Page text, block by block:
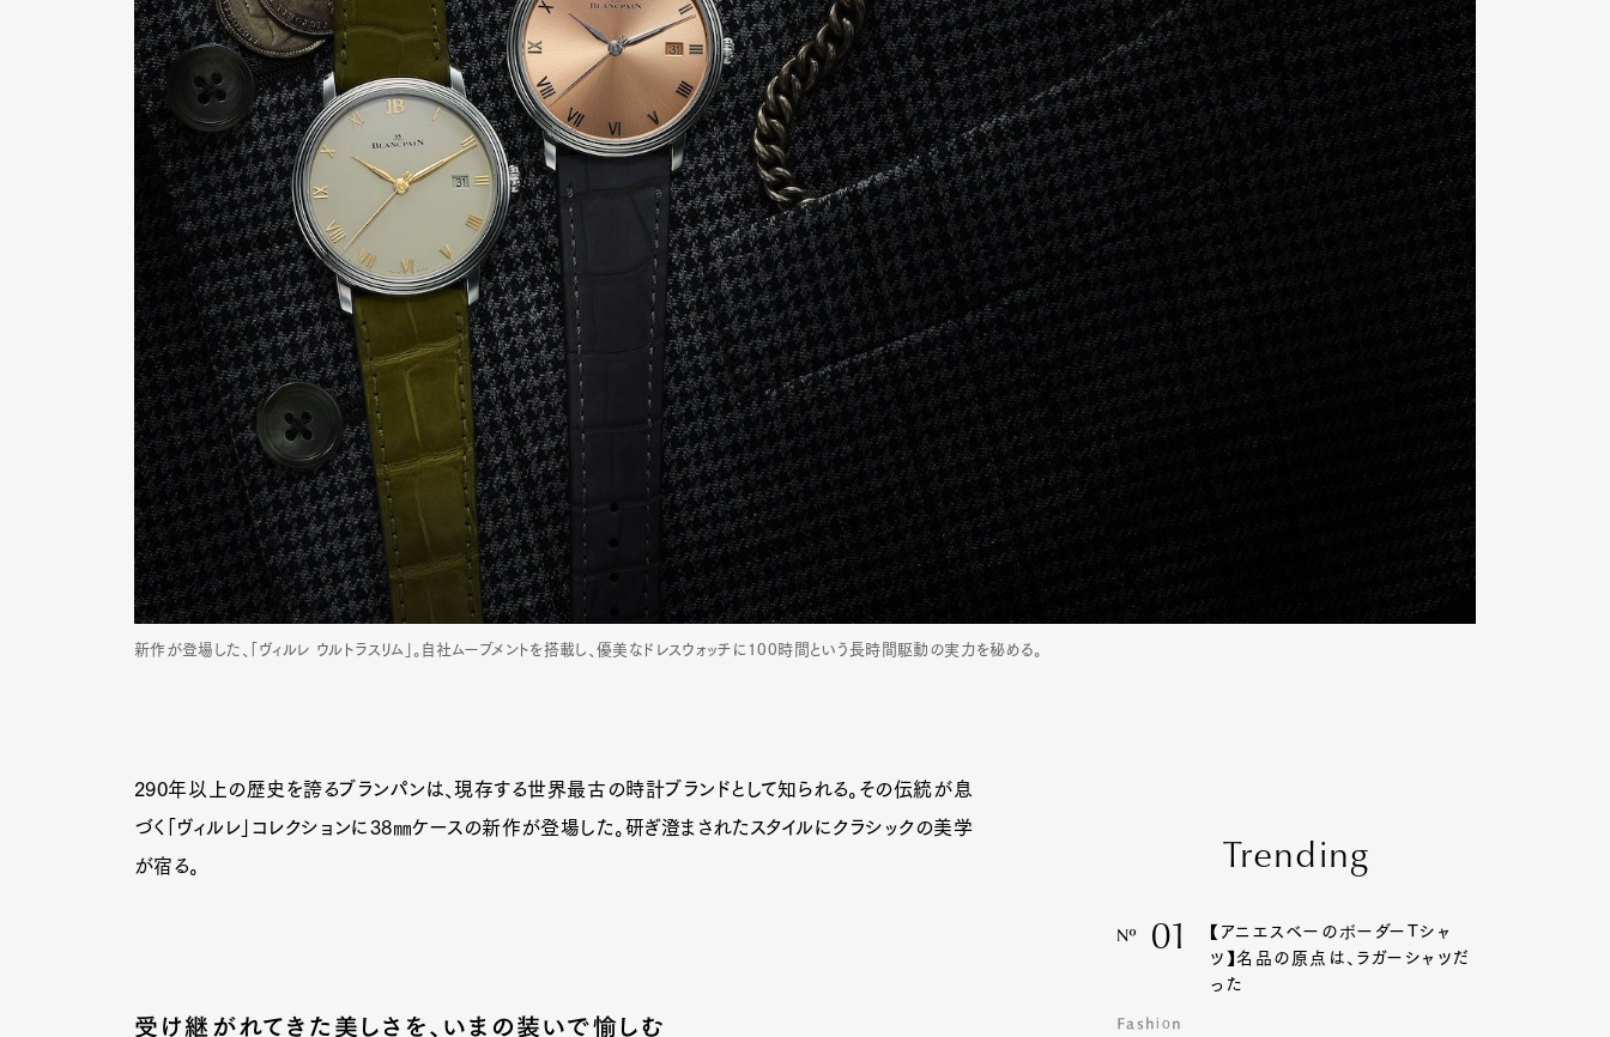
新作が登場した、「ヴィルレ ウルトラスリム」。自社ムーブメントを搭載し、優美なドレスウォッチに100時間という長時間駆動の実力を秘める。
290年以上の歴史を誇るブランパンは、現存する世界最古の時計ブランドとして知られる。その伝統が息
づく「ヴィルレ」コレクションに38㎜ケースの新作が登場した。研ぎ澄まされたスタイルにクラシックの美学
が宿る。
受け継がれてきた美しさを、いまの装いで愉しむ
Trending
Nº 01
【アニエスベーのボーダーTシャ
ツ】名品の原点は、ラガーシャツだ
った
Fashion